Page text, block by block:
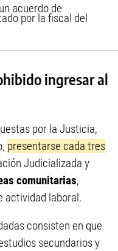
acuerdo de
por la fiscal del
ingresar al
por la Justicia,
presentarse cada tres
Judicializada y
comunitarias,
actividad laboral.
consisten en que
secundarios y